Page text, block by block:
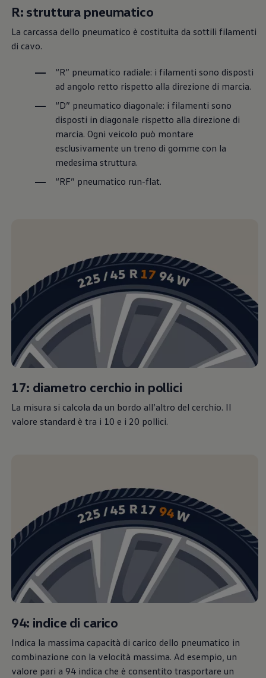
Mondo Volkswagen
Il Bar del Lunedì
VanLife Stories
75 anni di Bulli
Contatti
R: struttura pneumatico
La carcassa dello pneumatico è costituita da sottili filamenti
di cavo.
“R” pneumatico radiale: i filamenti sono disposti
ad angolo retto rispetto alla direzione di marcia.
“D” pneumatico diagonale: i filamenti sono
disposti in diagonale rispetto alla direzione di
marcia. Ogni veicolo può montare
esclusivamente un treno di gomme con la
medesima struttura.
“RF” pneumatico run-flat.
17: diametro cerchio in pollici
La misura si calcola da un bordo all’altro del cerchio. Il
valore standard è tra i 10 e i 20 pollici.
94: indice di carico
Indica la massima capacità di carico dello pneumatico in
combinazione con la velocità massima. Ad esempio, un
valore pari a 94 indica che è consentito trasportare un